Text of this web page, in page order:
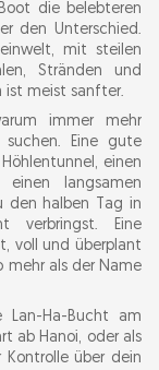
2 Nächte,
Cat Ba,
Bucht-Tour
ruhige
die belebteren
den Unterschied.
mit steilen
Stränden und
ist meist sanfter.
immer mehr
suchen. Eine gute
einen
langsamen
den halben Tag in
verbringst. Eine
voll und überplant
mehr als der Name
Lan-Ha-Bucht am
ab Hanoi, oder als
über dein